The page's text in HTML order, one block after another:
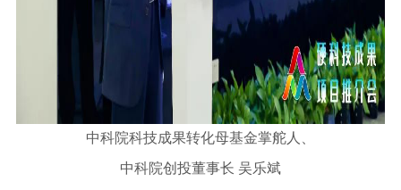
中科院科技成果转化母基金掌舵人、
中科院创投董事长 吴乐斌